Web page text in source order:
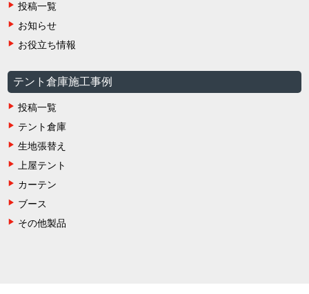
投稿一覧
お知らせ
お役立ち情報
テント倉庫施工事例
投稿一覧
テント倉庫
生地張替え
上屋テント
カーテン
ブース
その他製品